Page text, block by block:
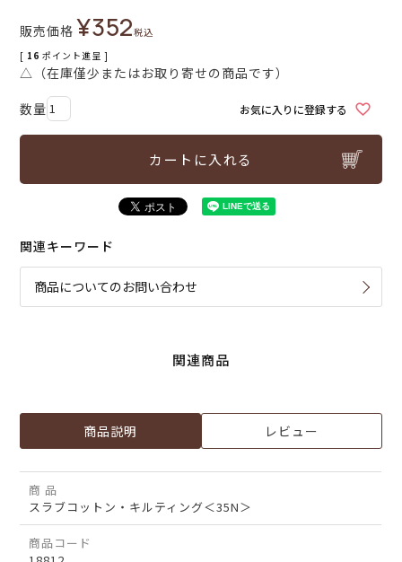
販売価格 ¥352税込
[ 16 ポイント進呈 ]
△（在庫僅少またはお取り寄せの商品です）
お気に入りに登録する
カートに入れる
関連キーワード
商品についてのお問い合わせ
関連商品
商品説明 レビュー
商 品
スラブコットン・キルティング＜35N＞
商品コード